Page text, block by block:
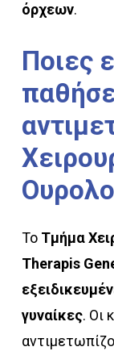
όρχεων.
Ποιες
Το Τμήμα
Therapis
γυναίκες. Οι